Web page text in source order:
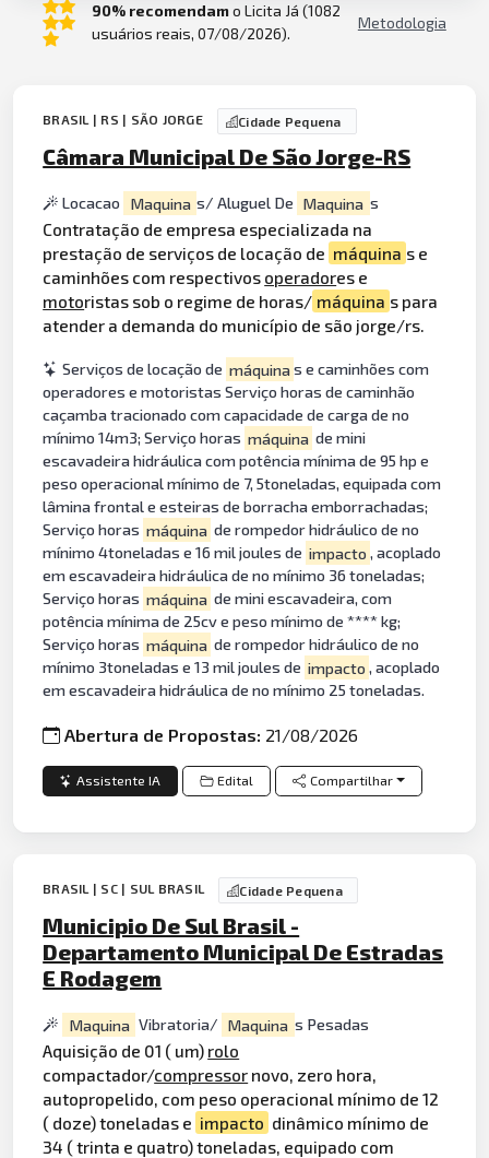
90% recomendamo Licita Já (1082
usuários reais, 07/08/2026).
Metodologia
BRASIL | RS | SÃO JORGE Cidade Pequena
Câmara Municipal De São Jorge-RS
Locacao Maquina s/ Aluguel De Maquina s
Contratação de empresa especializada na
prestação de serviços de locação de máquina s e
caminhões com respectivos operadores e
motoristas sob o regime de horas/ máquina s para
atender a demanda do município de são jorge/rs.
Serviços de locação de máquinas e caminhões com
operadores e motoristas Serviço horas de caminhão
caçamba tracionado com capacidade de carga de no
mínimo 14m3; Serviço horas máquina de mini
escavadeira hidráulica com potência mínima de 95 hp e
peso operacional mínimo de 7, 5toneladas, equipada com
lâmina frontal e esteiras de borracha emborrachadas;
Serviço horas máquina de rompedor hidráulico de no
mínimo 4toneladas e 16 mil joules de impacto , acoplado
em escavadeira hidráulica de no mínimo 36 toneladas;
Serviço horas máquina de mini escavadeira, com
potência mínima de 25cv e peso mínimo de **** kg;
Serviço horas máquina de rompedor hidráulico de no
mínimo 3toneladas e 13 mil joules de impacto , acoplado
em escavadeira hidráulica de no mínimo 25 toneladas.
Abertura de Propostas: 21/08/2026
Assistente IA Edital Compartilhar
BRASIL | SC | SUL BRASIL Cidade Pequena
Municipio De Sul Brasil -
Departamento Municipal De Estradas
E Rodagem
Maquina Vibratoria/ Maquina s Pesadas
Aquisição de 01 ( um) rolo
compactador/compressor novo, zero hora,
autopropelido, com peso operacional mínimo de 12
( doze) toneladas e impacto dinâmico mínimo de
34 ( trinta e quatro) toneladas, equipado com